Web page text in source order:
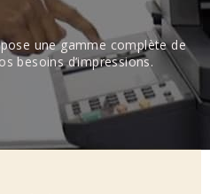
une gamme complète de
besoins d’impressions.